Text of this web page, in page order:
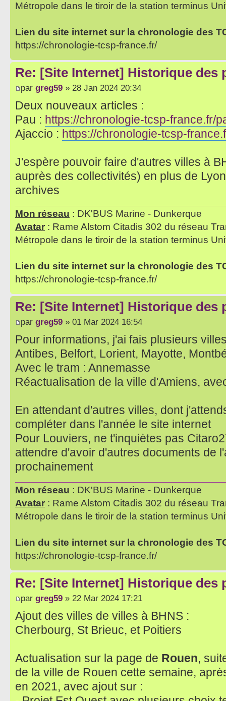
Métropole dans le tiroir de la station terminus
Lien du site internet sur la chronologie des
https://chronologie-tcsp-france.fr/
Re: [Site Internet] Historique des
par greg59 » 28 Jan 2024 20:34
Deux nouveaux articles :
Pau : https://chronologie-tcsp-france.fr/
Ajaccio : https://chronologie-tcsp-
J'espère pouvoir faire d'autres villes à
auprès des collectivités) en plus de
archives
Mon réseau : DK'BUS Marine - Dunkerque
Avatar : Rame Alstom Citadis 302 du réseau
Métropole dans le tiroir de la station terminus
Lien du site internet sur la chronologie des
https://chronologie-tcsp-france.fr/
Re: [Site Internet] Historique des
par greg59 » 01 Mar 2024 16:54
Pour informations, j'ai fais plusieurs
Antibes, Belfort, Lorient, Mayotte,
Avec le tram : Annemasse
Réactualisation de la ville d'Amiens,
En attendant d'autres villes, dont
compléter dans l'année le site internet
Pour Louviers, ne t'inquiètes pas
attendre d'avoir d'autres documents de
prochainement
Mon réseau : DK'BUS Marine - Dunkerque
Avatar : Rame Alstom Citadis 302 du réseau
Métropole dans le tiroir de la station terminus
Lien du site internet sur la chronologie des
https://chronologie-tcsp-france.fr/
Re: [Site Internet] Historique des
par greg59 » 22 Mar 2024 17:21
Ajout des villes de villes à BHNS :
Cherbourg, St Brieuc, et Poitiers
Actualisation sur la page de Rouen,
de la ville de Rouen cette semaine,
en 2021, avec ajout sur :